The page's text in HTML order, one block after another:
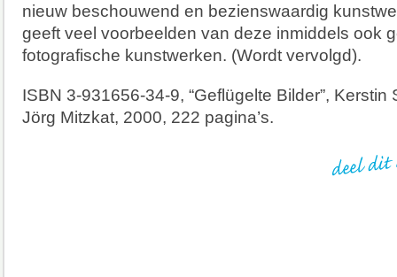
nieuw beschouwend en bezienswaardig
geeft veel voorbeelden van deze inmiddels ook
fotografische kunstwerken. (Wordt vervolgd).
ISBN 3-931656-34-9, “Geflügelte Bilder”, Kerstin
Jörg Mitzkat, 2000, 222 pagina’s.